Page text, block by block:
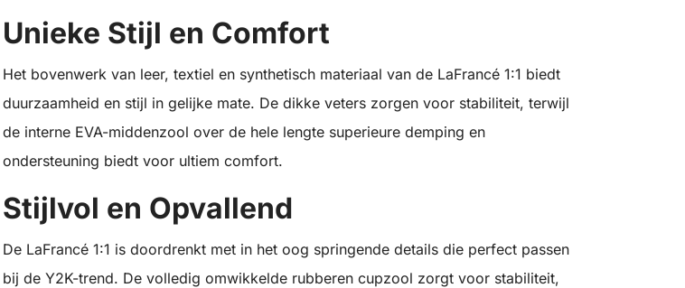
Unieke Stijl en Comfort
Het bovenwerk van leer, textiel en synthetisch materiaal van de LaFrancé 1:1 biedt
duurzaamheid en stijl in gelijke mate. De dikke veters zorgen voor stabiliteit, terwijl
de interne EVA-middenzool over de hele lengte superieure demping en
ondersteuning biedt voor ultiem comfort.
Stijlvol en Opvallend
De LaFrancé 1:1 is doordrenkt met in het oog springende details die perfect passen
bij de Y2K-trend. De volledig omwikkelde rubberen cupzool zorgt voor stabiliteit,